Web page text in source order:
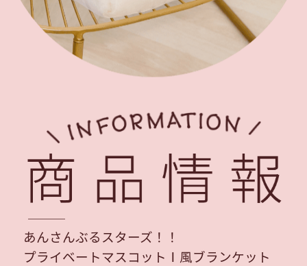
あんさんぶるスターズ！！
プライベートマスコットⅠ風ブランケット